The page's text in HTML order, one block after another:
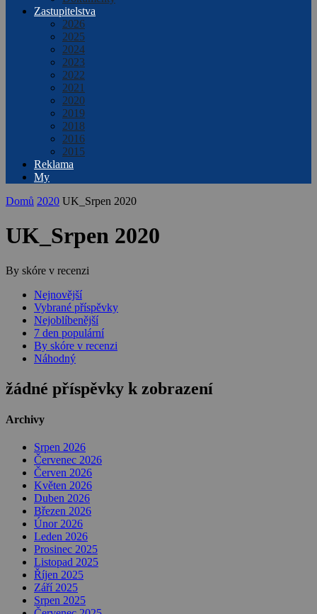
Zastupitelstva
2026
2025
2024
2023
2022
2021
2020
2019
2018
2016
2015
Reklama
My
Domů 2020 UK_Srpen 2020
UK_Srpen 2020
By skóre v recenzi
Nejnovější
Vybrané příspěvky
Nejoblíbenější
7 den populární
By skóre v recenzi
Náhodný
žádné příspěvky k zobrazení
Archivy
Srpen 2026
Červenec 2026
Červen 2026
Květen 2026
Duben 2026
Březen 2026
Únor 2026
Leden 2026
Prosinec 2025
Listopad 2025
Říjen 2025
Září 2025
Srpen 2025